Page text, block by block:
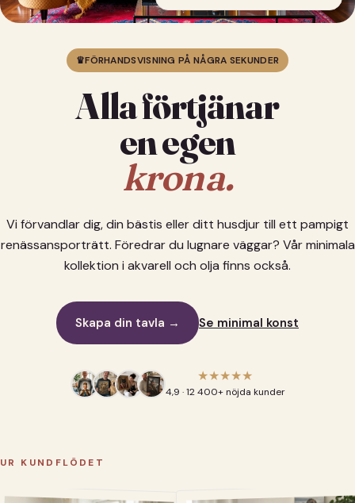
♛FÖRHANDSVISNING PÅ NÅGRA SEKUNDER
Alla förtjänar
en egen
krona.
Vi förvandlar dig, din bästis eller ditt husdjur till ett pampigt
renässansporträtt. Föredrar du lugnare väggar? Vår minimala
kollektion i akvarell och olja finns också.
Skapa din tavla → Se minimal konst
★★★★★
4,9 · 12 400+ nöjda kunder
UR KUNDFLÖDET